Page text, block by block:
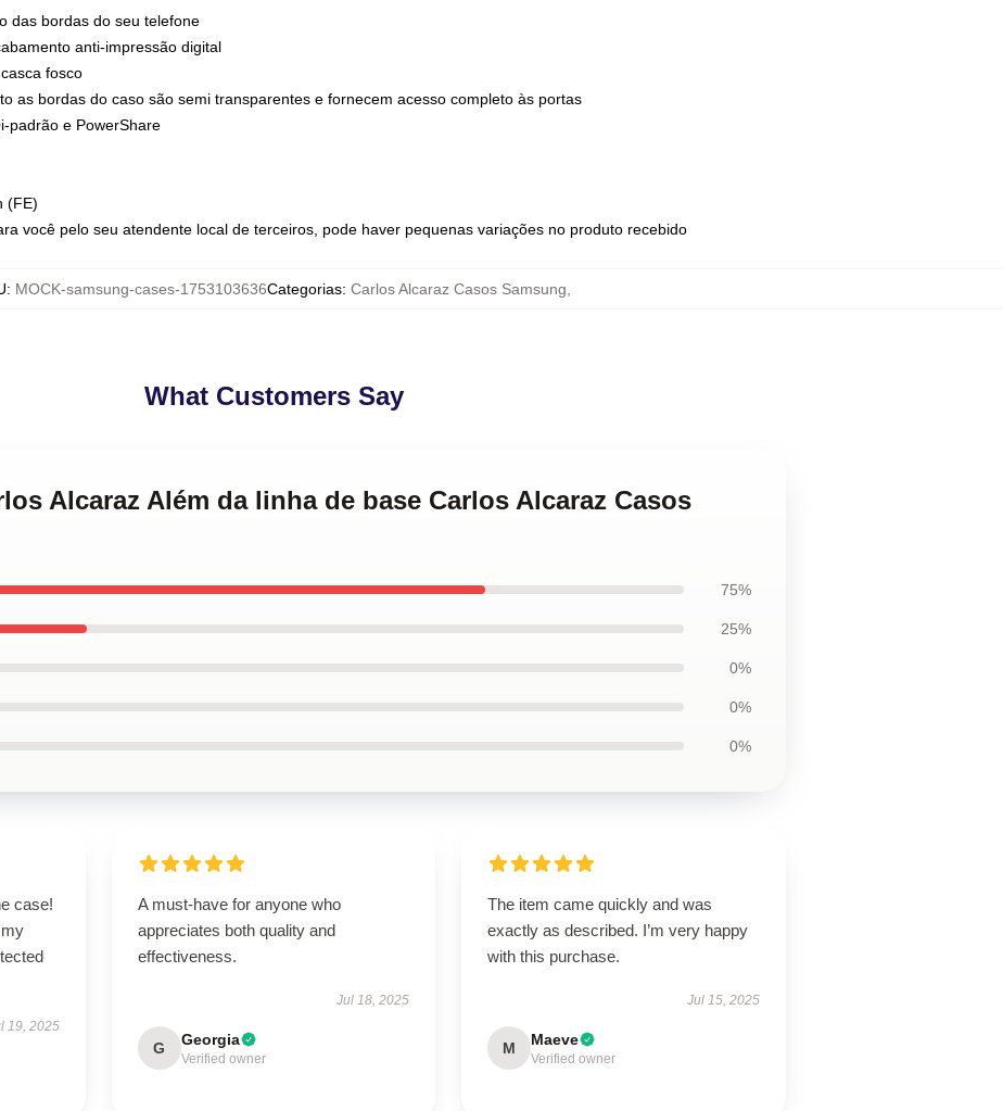
das bordas do seu telefone
anti-impressão digital
fosco
as bordas do caso são semi transparentes e fornecem acesso completo às portas
padrão e PowerShare
(FE)
você pelo seu atendente local de terceiros, pode haver pequenas variações no produto recebido
: MOCK-samsung-cases-1753103636Categorias: Carlos Alcaraz Casos Samsung
What Customers Say
Alcaraz Além da linha de base Carlos Alcaraz Casos
75%
25%
0%
0%
0%
case!
19, 2025
A must-have for anyone who
appreciates both quality and
effectiveness.
Jul 18, 2025
G Georgia
Verified owner
The item came quickly and was
exactly as described. I’m very happy
with this purchase.
Jul 15, 2025
M Maeve
Verified owner